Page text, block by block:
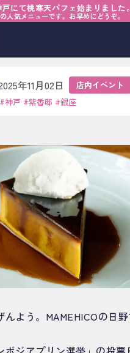
にて桃寒天パフェ始まりました。
人気メニューです。お早めにどうぞ。
ント› おいしい悩みの選挙戦
選挙戦
年11月02日
店内イベント
#神戸 #紫香邸 #銀座
よう。MAMEHICOの日野